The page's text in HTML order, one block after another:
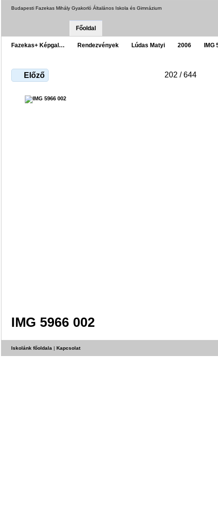
Budapesti Fazekas Mihály Gyakorló Általános Iskola és Gimnázium
Főoldal
Fazekas+ Képgal… Rendezvények Lúdas Matyi 2006 IMG
Előző 202 / 644
IMG 5966 002
Iskolánk főoldala | Kapcsolat